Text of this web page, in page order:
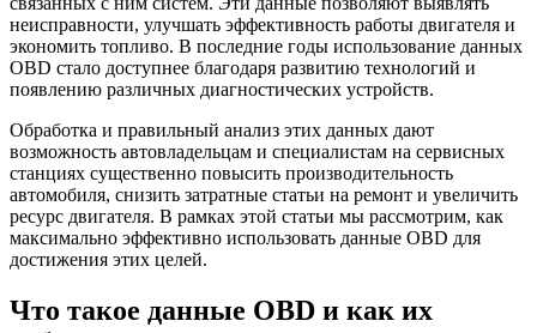
неисправности, улучшать эффективность работы двигателя и
экономить топливо. В последние годы использование данных
OBD стало доступнее благодаря развитию технологий и
появлению различных диагностических устройств.
Обработка и правильный анализ этих данных дают
возможность автовладельцам и специалистам на сервисных
станциях существенно повысить производительность
автомобиля, снизить затратные статьи на ремонт и увеличить
ресурс двигателя. В рамках этой статьи мы рассмотрим, как
максимально эффективно использовать данные OBD для
достижения этих целей.
Что такое данные OBD и как их